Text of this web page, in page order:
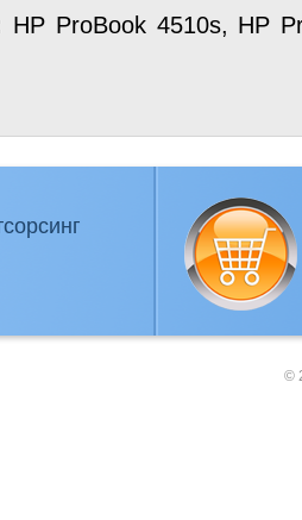
HP ProBook 4510s, HP
©